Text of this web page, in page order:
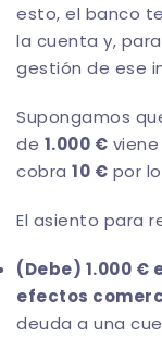
esto, el banco
la cuenta y,
gestión de ese
Supongamos
de 1.000 €
cobra 10 € por
El asiento para
(Debe) 1.000 €
efectos
deuda a una